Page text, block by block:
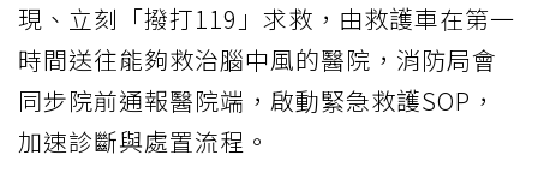
現、立刻「撥打119」求救，由救護車在第一
時間送往能夠救治腦中風的醫院，消防局會
同步院前通報醫院端，啟動緊急救護SOP，
加速診斷與處置流程。